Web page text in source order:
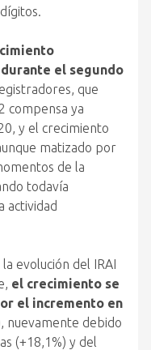
el segundo
que
compensa ya
y el crecimiento
matizado por
de la
todavía
actividad
evolución del IRAI
el crecimiento se
el incremento en
nuevamente debido
(+18,1%) y del